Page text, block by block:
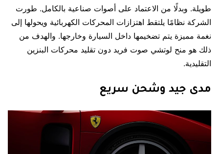
طويلة. وبدلًا من الاعتماد على أصوات صناعية بالكامل. طورت
الشركة نظامًا يلتقط اهتزازات المحركات الكهربائية ويحولها إلى
نغمة مميزة يتم تضخيمها داخل السيارة وخارجها. والهدف من
ذلك هو منح لوتشي صوت فريد دون تقليد محركات البنزين
التقليدية.
مدى جيد وشحن سريع